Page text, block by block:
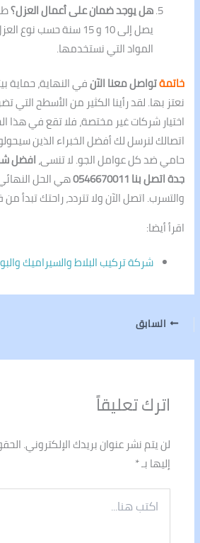
هل يوجد ضمان على أعمال العزل؟
يصل إلى 10 و 15 سنة حسب
المواد التي نستخدمها.
خاتمةتواصل معنا الآنفي النهاية، حماية
نعتز بها. لقد رأينا الكثير من الأسطح التي
اختيار شركات غير مختصة، فلا تقع في هذا
اتصالك لنرسل لك أفضل الخبراء الذين
حامي ضد كل عوامل الجو. لا تنسى،افضل
جدة اتصل بنا 0546670011
هي الحل
والتسرب. اتصل الآن ولا تتردد، راحتك تبدأ
اقرأ أيضا:
شركة تركيب البلاط والسيراميك
السابق
اترك تعليقاً
لن يتم نشر عنوان بريدك الإلكتروني.
إليها بـ*
اكتب
هنا...